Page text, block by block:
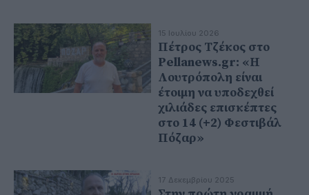
15 Ιουλίου 2026
Πέτρος Τζέκος στο
Pellanews.gr: «Η
Λουτρόπολη είναι
έτοιμη να υποδεχθεί
χιλιάδες επισκέπτες
στο 14 (+2) Φεστιβάλ
Πόζαρ»
17 Δεκεμβρίου 2025